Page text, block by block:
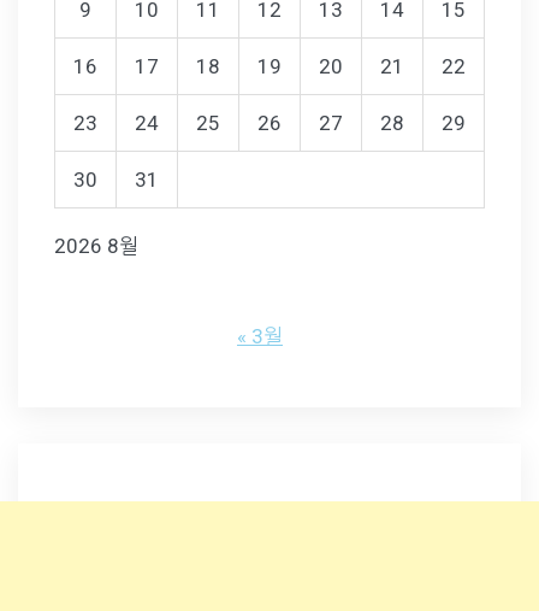
2026 8월
9 10 11 12 13 14 15
16 17 18 19 20 21 22
23 24 25 26 27 28 29
30 31
« 3월